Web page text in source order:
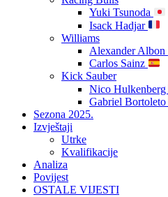
Yuki Tsunoda
Isack Hadjar
Williams
Alexander Albon
Carlos Sainz
Kick Sauber
Nico Hulkenberg
Gabriel Bortoleto
Sezona 2025.
Izvještaji
Utrke
Kvalifikacije
Analiza
Povijest
OSTALE VIJESTI